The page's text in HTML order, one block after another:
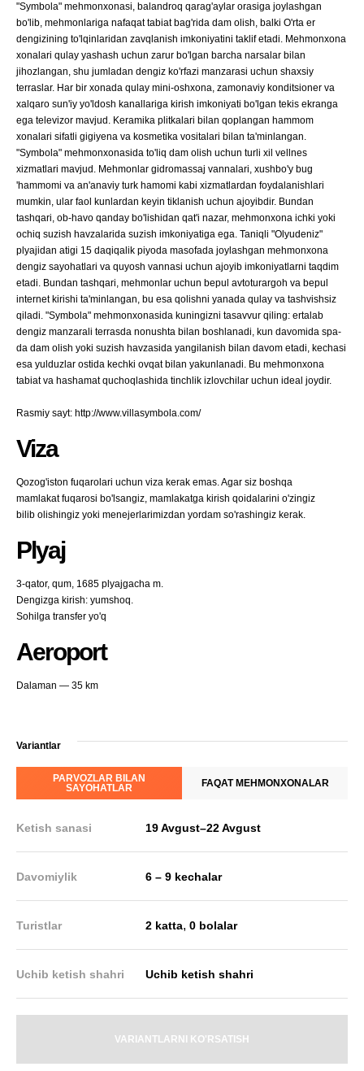
"Symbola" mehmonxonasi, balandroq qarag'aylar orasiga joylashgan
bo'lib, mehmonlariga nafaqat tabiat bag'rida dam olish, balki O'rta er
dengizining to'lqinlaridan zavqlanish imkoniyatini taklif etadi. Mehmonxona
xonalari qulay yashash uchun zarur bo'lgan barcha narsalar bilan
jihozlangan, shu jumladan dengiz ko'rfazi manzarasi uchun shaxsiy
terraslar. Har bir xonada qulay mini-oshxona, zamonaviy konditsioner va
xalqaro sun'iy yo'ldosh kanallariga kirish imkoniyati bo'lgan tekis ekranga
ega televizor mavjud. Keramika plitkalari bilan qoplangan hammom
xonalari sifatli gigiyena va kosmetika vositalari bilan ta'minlangan.
"Symbola" mehmonxonasida to'liq dam olish uchun turli xil vellnes
xizmatlari mavjud. Mehmonlar gidromassaj vannalari, xushbo'y bug
'hammomi va an'anaviy turk hamomi kabi xizmatlardan foydalanishlari
mumkin, ular faol kunlardan keyin tiklanish uchun ajoyibdir. Bundan
tashqari, ob-havo qanday bo'lishidan qat'i nazar, mehmonxona ichki yoki
ochiq suzish havzalarida suzish imkoniyatiga ega. Taniqli "Olyudeniz"
plyajidan atigi 15 daqiqalik piyoda masofada joylashgan mehmonxona
dengiz sayohatlari va quyosh vannasi uchun ajoyib imkoniyatlarni taqdim
etadi. Bundan tashqari, mehmonlar uchun bepul avtoturargoh va bepul
internet kirishi ta'minlangan, bu esa qolishni yanada qulay va tashvishsiz
qiladi. "Symbola" mehmonxonasida kuningizni tasavvur qiling: ertalab
dengiz manzarali terrasda nonushta bilan boshlanadi, kun davomida spa-
da dam olish yoki suzish havzasida yangilanish bilan davom etadi, kechasi
esa yulduzlar ostida kechki ovqat bilan yakunlanadi. Bu mehmonxona
tabiat va hashamat quchoqlashida tinchlik izlovchilar uchun ideal joydir.
Rasmiy sayt: http://www.villasymbola.com/
Viza
Qozog'iston fuqarolari uchun viza kerak emas. Agar siz boshqa
mamlakat fuqarosi bo'lsangiz, mamlakatga kirish qoidalarini o'zingiz
bilib olishingiz yoki menejerlarimizdan yordam so'rashingiz kerak.
Plyaj
3-qator, qum, 1685 plyajgacha m.
Dengizga kirish: yumshoq.
Sohilga transfer yo'q
Aeroport
Dalaman — 35 km
Variantlar
PARVOZLAR BILAN
SAYOHATLAR
FAQAT MEHMONXONALAR
Ketish sanasi 19 Avgust–22 Avgust
Davomiylik 6 – 9 kechalar
Turistlar 2 katta,0 bolalar
Uchib ketish shahri Uchib ketish shahri
VARIANTLARNI KO'RSATISH